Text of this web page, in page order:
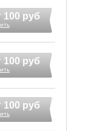
100 руб
100 руб
100 руб